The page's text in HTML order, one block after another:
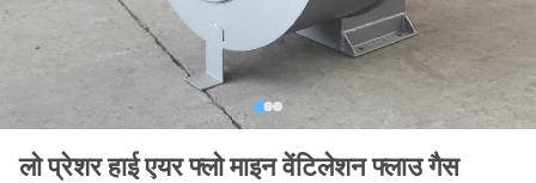
लो प्रेशर हाई एयर फ्लो माइन वेंटिलेशन फ्लाउ गैस